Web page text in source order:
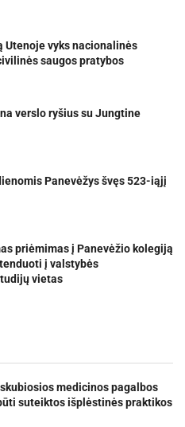
Utenoje vyks nacionalinės
saugos pratybos
verslo ryšius su Jungtine
Panevėžys švęs 523-iąjį
priėmimas į Panevėžio kolegiją
į valstybės
vietas
medicinos pagalbos
suteiktos išplėstinės praktikos